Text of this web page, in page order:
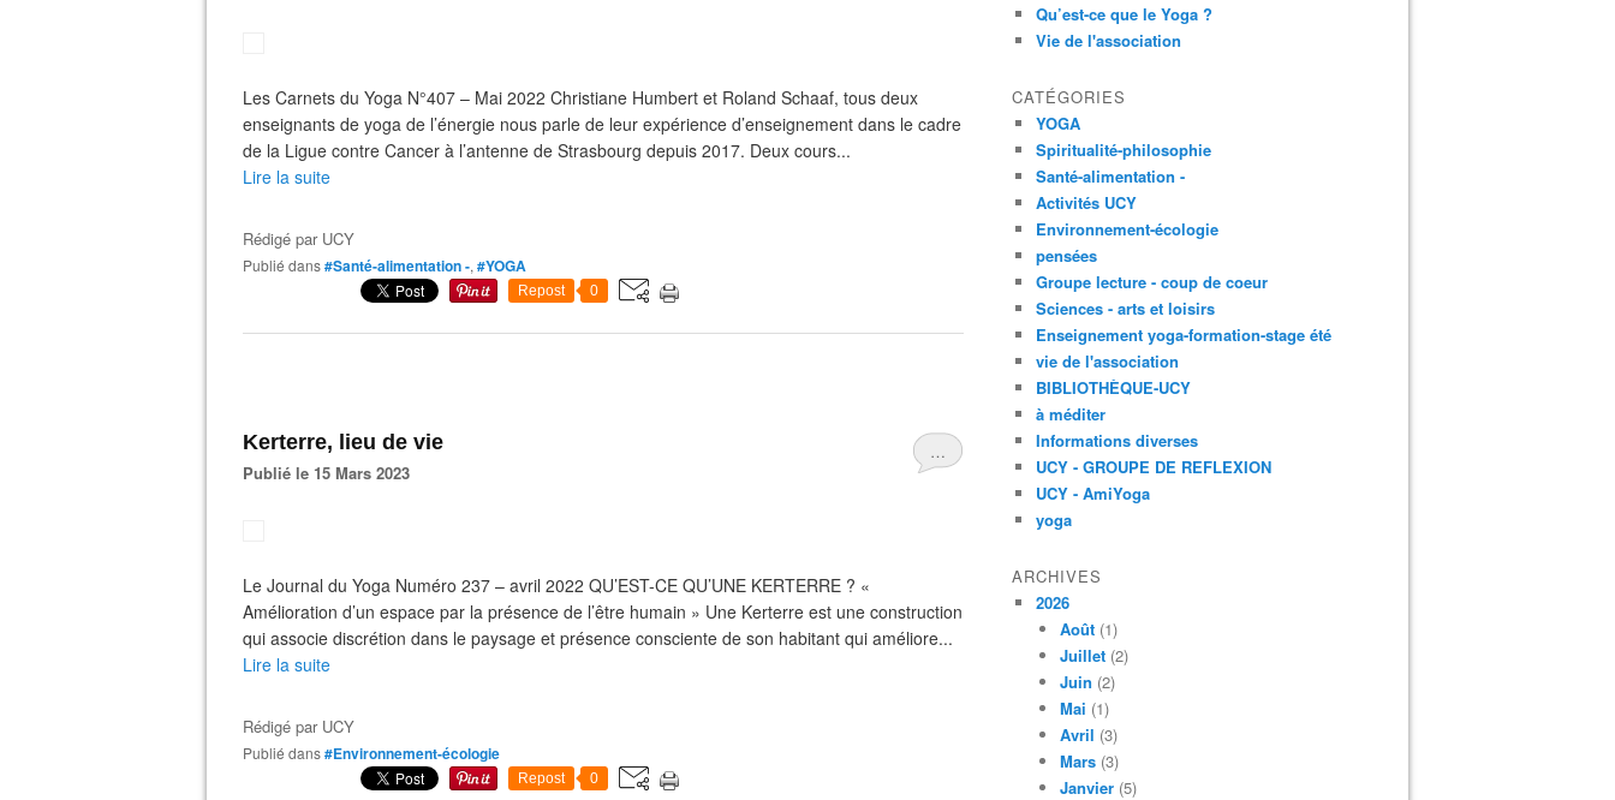
Les Carnets du Yoga N°407 – Mai 2022 Christiane Humbert et Roland Schaaf, tous deux
enseignants de yoga de l’énergie nous parle de leur expérience d’enseignement dans le cadre
de la Ligue contre Cancer à l’antenne de Strasbourg depuis 2017. Deux cours...
Lire la suite
Rédigé par UCY
Publié dans#Santé-alimentation -, #YOGA
Repost 0
…
Kerterre, lieu de vie
Publié le 15 Mars 2023
Le Journal du Yoga Numéro 237 – avril 2022 QU’EST-CE QU’UNE KERTERRE ? «
Amélioration d’un espace par la présence de l’être humain » Une Kerterre est une construction
qui associe discrétion dans le paysage et présence consciente de son habitant qui améliore...
Lire la suite
Rédigé par UCY
Publié dans#Environnement-écologie
Repost 0
Qu’est-ce que le Yoga ?
Vie de l'association
CATÉGORIES
YOGA
Spiritualité-philosophie
Santé-alimentation -
Activités UCY
Environnement-écologie
pensées
Groupe lecture - coup de coeur
Sciences - arts et loisirs
Enseignement yoga-formation-stage été
vie de l'association
BIBLIOTHÈQUE-UCY
à méditer
Informations diverses
UCY - GROUPE DE REFLEXION
UCY - AmiYoga
yoga
ARCHIVES
2026
Août (1)
Juillet (2)
Juin (2)
Mai (1)
Avril (3)
Mars (3)
Janvier (5)